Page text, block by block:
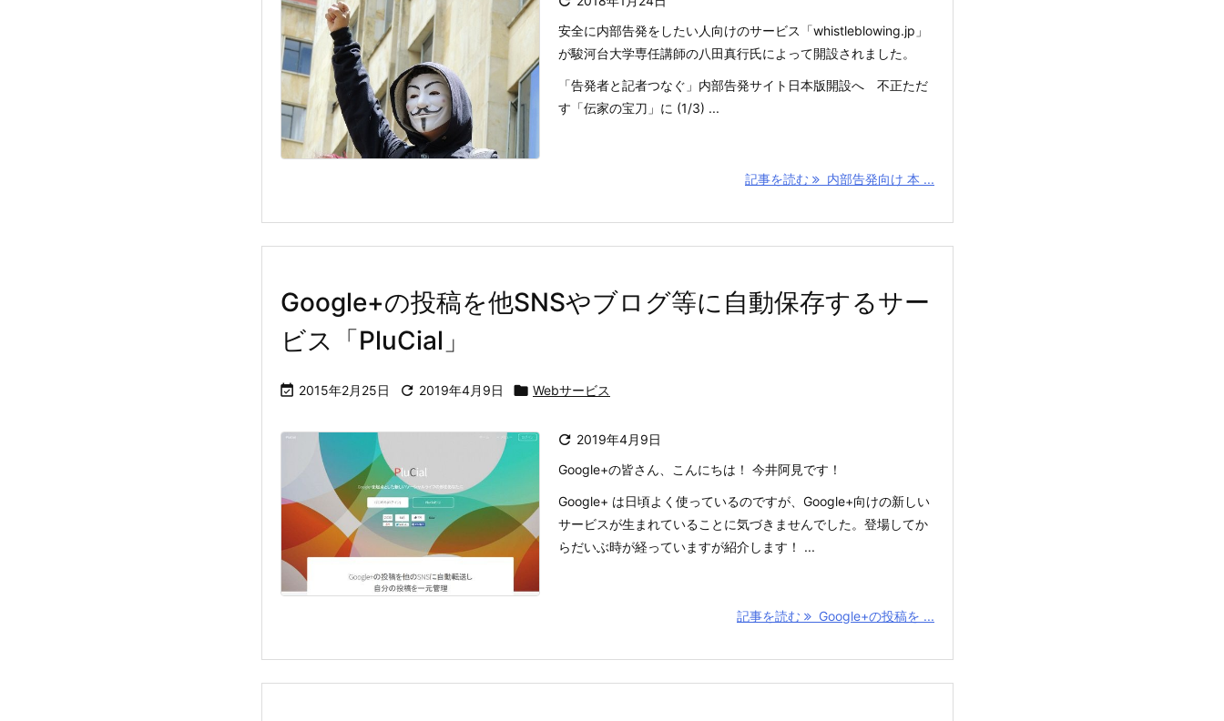
安全に内部告発をしたい人向けのサービス「whistleblowing.jp」
が駿河台大学専任講師の八田真行氏によって開設されました。
「告発者と記者つなぐ」内部告発サイト日本版開設へ 不正ただ
す「伝家の宝刀」に (1/3) ...
記事を読む 内部告発向け 本 ...
Google+の投稿を他SNSやブログ等に自動保存するサー
ビス「PluCial」
 2015年2月25日  2019年4月9日  Webサービス
 2019年4月9日
Google+の皆さん、こんにちは！ 今井阿見です！
Google+ は日頃よく使っているのですが、Google+向けの新しい
サービスが生まれていることに気づきませんでした。登場してか
らだいぶ時が経っていますが紹介します！ ...
記事を読む Google+の投稿を ...